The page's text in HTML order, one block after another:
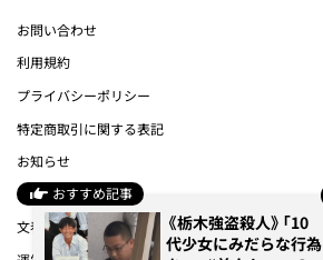
おすすめ記事
《栃木強盗殺人》「10
代少女にみだらな行為
お問い合わせ
利用規約
プライバシーポリシー
特定商取引に関する表記
お知らせ
よくあるご質問
文春オンライン